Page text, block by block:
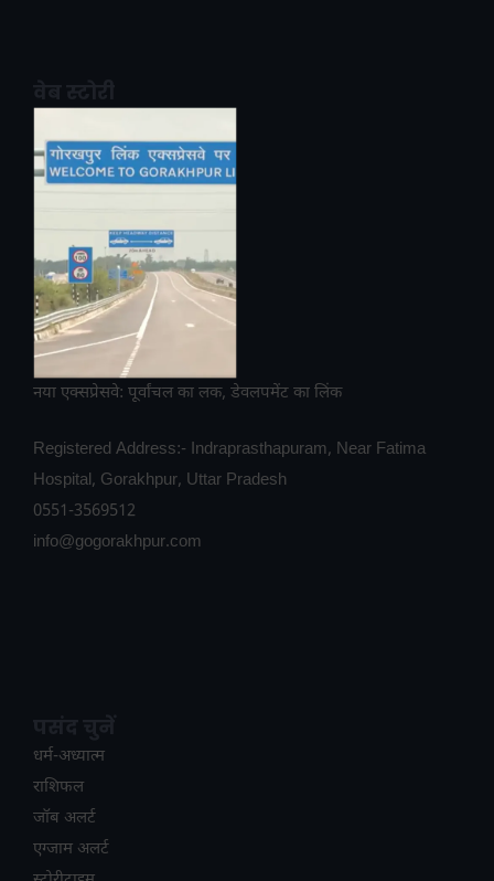
नया एक्सप्रेसवे: पूर्वांचल का लक, डेवलपमेंट का लिंक
Registered Address:- Indraprasthapuram, Near Fatima
Hospital, Gorakhpur, Uttar Pradesh
0551-3569512
info@gogorakhpur.com
धर्म-अध्यात्म
राशिफल
जॉब अलर्ट
एग्जाम अलर्ट